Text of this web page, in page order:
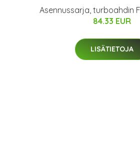
Asennussarja, turboahdin
84.33 EUR
LISÄTIETOJA